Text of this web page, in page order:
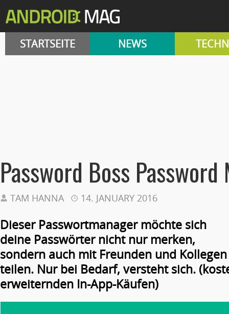
STARTSEITE NEWS
Password Boss Password
TAM HANNA 14. JANUARY 2016
Dieser Passwortmanager möchte sich
deine Passwörter nicht nur merken,
sondern auch mit Freunden und Kollegen
teilen. Nur bei Bedarf, versteht sich.
erweiternden In-App-Käufen)